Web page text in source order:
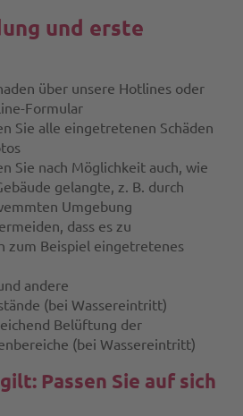
und erste
über unsere Hotlines oder
Formular
Sie alle eingetretenen Schäden
Sie nach Möglichkeit auch, wie
gelangte, z. B. durch
Umgebung
dass es zu
zum Beispiel eingetretenes
andere
(bei Wassereintritt)
Belüftung der
(bei Wassereintritt)
Passen Sie auf sich